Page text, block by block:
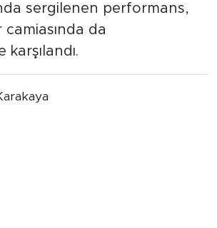
sergilenen performans,
camiasında da